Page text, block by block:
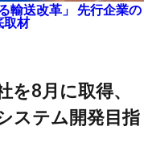
輸送改革」 先行企業の
取材
ステム開発目指